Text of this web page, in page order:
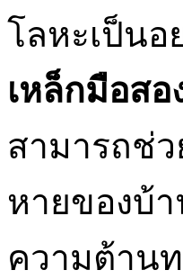
โลหะเป็นอ
เหล็กมือสอ
สามารถช่ว
หายของบ้
ความต้าน